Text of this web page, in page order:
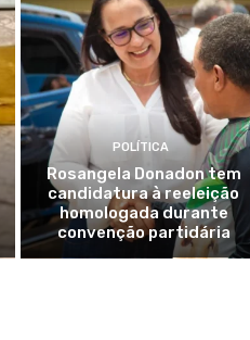
POLÍTICA
Rosangela Donadon tem
candidatura à reeleição
homologada durante
convenção partidária